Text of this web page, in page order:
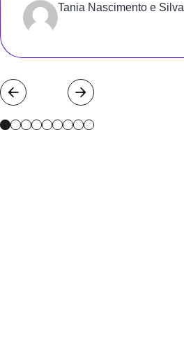
Tania Nascimento e Silva